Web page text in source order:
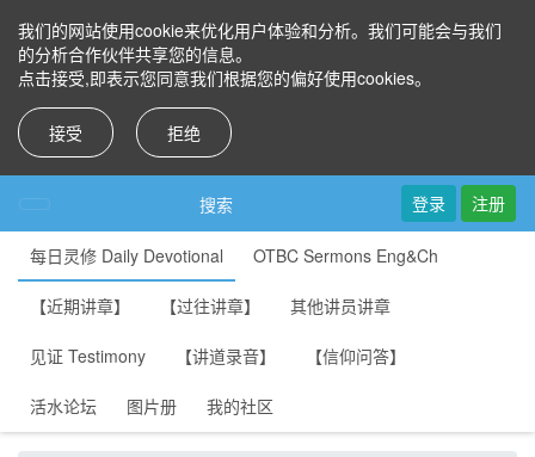
我们的网站使用cookie来优化用户体验和分析。我们可能会与我们
的分析合作伙伴共享您的信息。
点击接受,即表示您同意我们根据您的偏好使用cookies。
接受 拒绝
搜索 登录 注册
每日灵修 Daily Devotional OTBC Sermons Eng&Ch
【近期讲章】 【过往讲章】 其他讲员讲章
见证 Testimony 【讲道录音】 【信仰问答】
活水论坛 图片册 我的社区